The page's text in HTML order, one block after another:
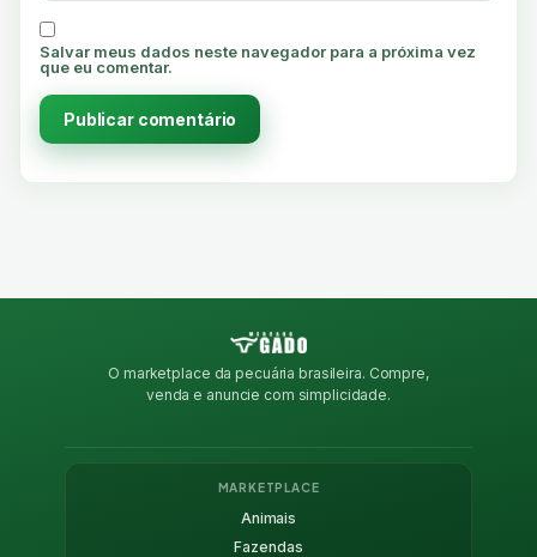
Salvar meus dados neste navegador para a próxima vez
que eu comentar.
O marketplace da pecuária brasileira. Compre,
venda e anuncie com simplicidade.
MARKETPLACE
Animais
Fazendas